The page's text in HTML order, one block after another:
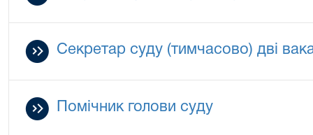
Секретар суду (тимчасово) дві
Помічник голови суду